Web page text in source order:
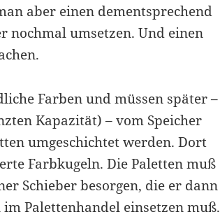
aber einen dementsprechend
nochmal umsetzen. Und einen
Farben und müssen später –
Kapazität) – vom Speicher
umgeschichtet werden. Dort
Farbkugeln. Die Paletten muß
Schieber besorgen, die er dann
Palettenhandel einsetzen muß.